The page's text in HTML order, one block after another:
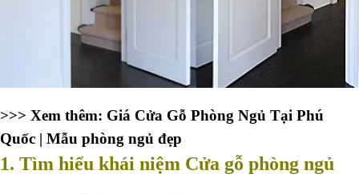
>>> Xem thêm: Giá Cửa Gỗ Phòng Ngủ Tại Phú
Quốc | Mẫu phòng ngủ đẹp
1. Tìm hiểu khái niệm Cửa gỗ phòng ngủ